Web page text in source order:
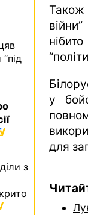
Також
у
для
з